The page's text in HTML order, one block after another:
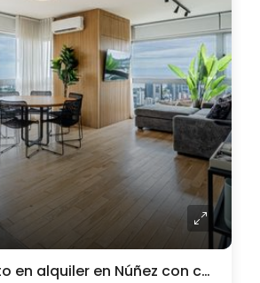
Departamento en alquiler en Núñez con cochera